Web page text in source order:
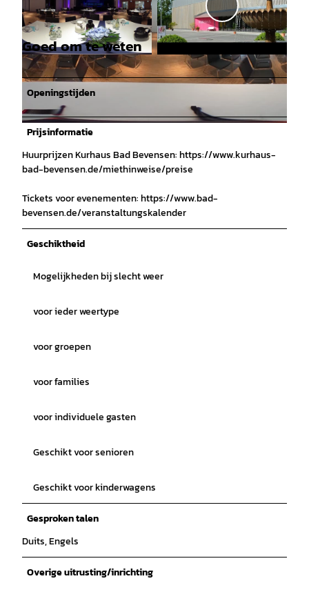
© Bad Bevensen Marketing GmbH | Nina Lüde
mann |
CC-BY-SA
V
i
d
e
o
a
f
s
e
Goed om te weten
Openingstijden
Prijsinformatie
Huurprijzen Kurhaus Bad Bevensen: https://www.kurhaus-
bad-bevensen.de/miethinweise/preise
Tickets voor evenementen: https://www.bad-
bevensen.de/veranstaltungskalender
Geschiktheid
Mogelijkheden bij slecht weer
voor ieder weertype
voor groepen
voor families
voor individuele gasten
Geschikt voor senioren
Geschikt voor kinderwagens
Gesproken talen
Duits, Engels
Overige uitrusting/inrichting